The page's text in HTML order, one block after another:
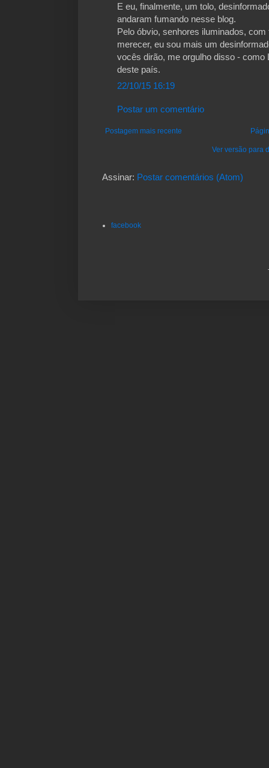
E eu, finalmente, um tolo,
andaram fumando nesse blog.
Pelo óbvio, senhores iluminados,
merecer, eu sou mais um
vocês dirão, me orgulho disso - como
deste país.
22/10/15 16:19
Postar um comentário
Postagem mais recente
Ver versão para
Assinar: Postar comentários (Atom)
facebook